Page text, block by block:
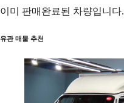
이미 판매완료된 차량입니다.
유관 매물 추천